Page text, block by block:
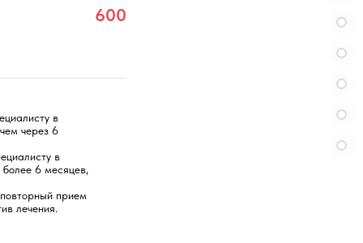
600
в
через 6
в
6 месяцев,
прием
лечения.